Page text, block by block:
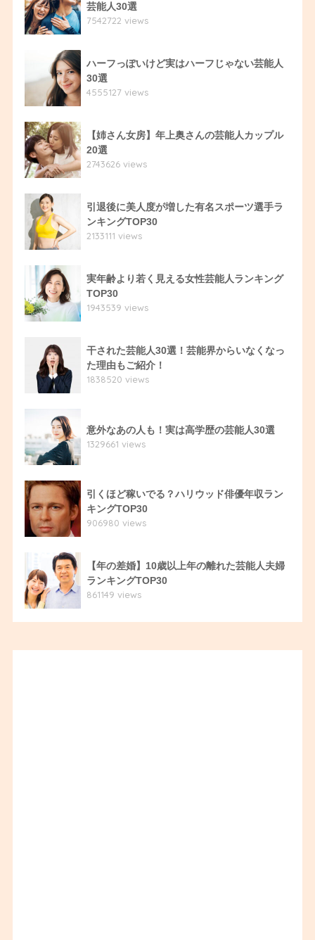
芸能人30選
7542722 views
ハーフっぽいけど実はハーフじゃない芸能人
30選
4555127 views
【姉さん女房】年上奥さんの芸能人カップル
20選
2743626 views
引退後に美人度が増した有名スポーツ選手ラ
ンキングTOP30
2133111 views
実年齢より若く見える女性芸能人ランキング
TOP30
1943539 views
干された芸能人30選！芸能界からいなくなっ
た理由もご紹介！
1838520 views
意外なあの人も！実は高学歴の芸能人30選
1329661 views
引くほど稼いでる？ハリウッド俳優年収ラン
キングTOP30
906980 views
【年の差婚】10歳以上年の離れた芸能人夫婦
ランキングTOP30
861149 views